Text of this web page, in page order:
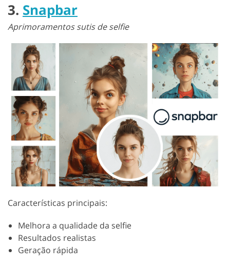
3. Snapbar
Aprimoramentos sutis de selfie
Características principais:
Melhora a qualidade da selfie
Resultados realistas
Geração rápida